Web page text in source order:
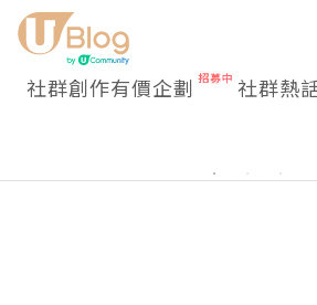
社群創作有價企劃 社群熱